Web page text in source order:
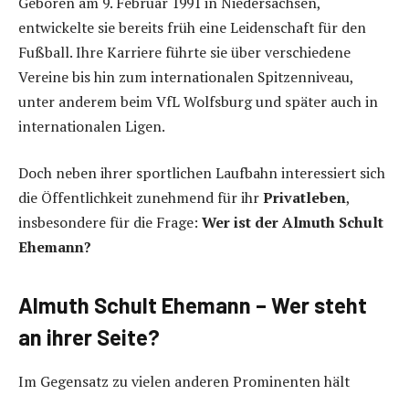
entwickelte sie bereits früh eine Leidenschaft für den
Fußball. Ihre Karriere führte sie über verschiedene
Vereine bis hin zum internationalen Spitzenniveau,
unter anderem beim VfL Wolfsburg und später auch in
internationalen Ligen.
Doch neben ihrer sportlichen Laufbahn interessiert sich
die Öffentlichkeit zunehmend für ihrPrivatleben,
insbesondere für die Frage: Wer ist der Almuth Schult
Ehemann?
Almuth Schult Ehemann – Wer steht
an ihrer Seite?
Im Gegensatz zu vielen anderen Prominenten hält